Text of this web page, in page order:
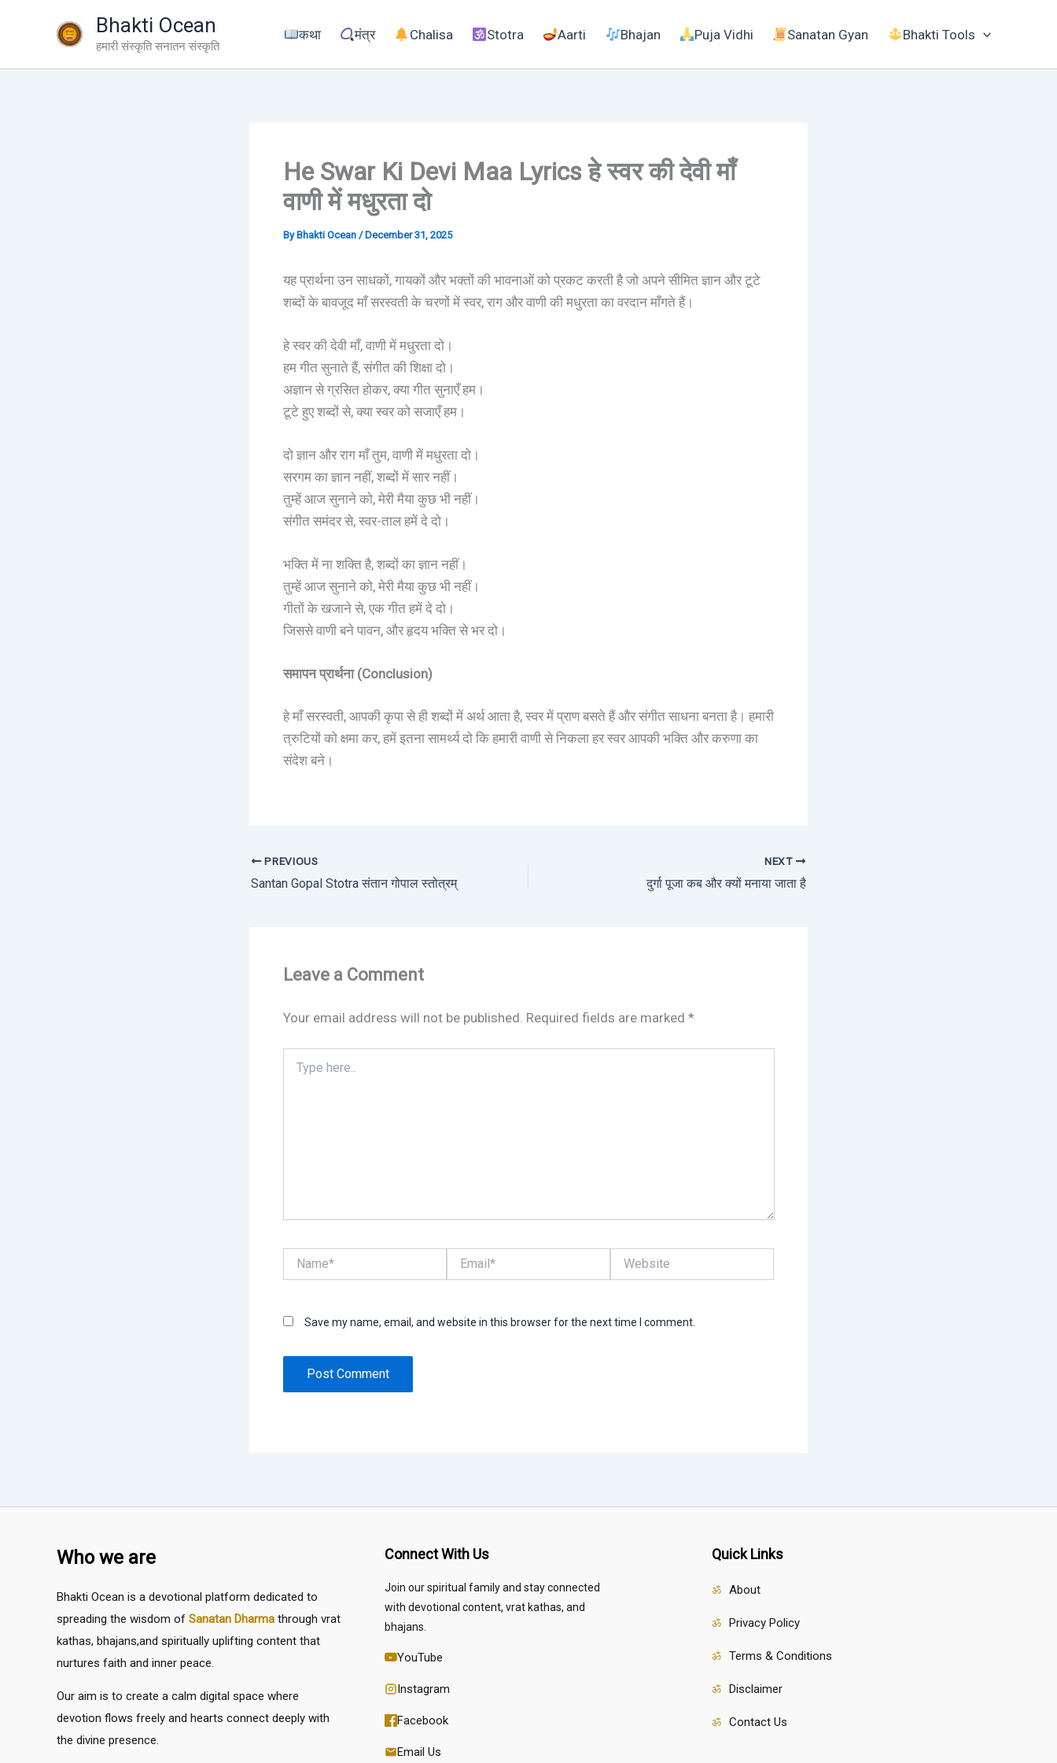
Bhakti Ocean
हमारी संस्कृति सनातन संस्कृति
कथा मंत्र Chalisa Stotra Aarti Bhajan Puja Vidhi Sanatan Gyan Bhakti Tools
He Swar Ki Devi Maa Lyrics हे स्वर की देवी माँ
वाणी में मधुरता दो
ByBhakti Ocean /December 31, 2025
यह प्रार्थना उन साधकों, गायकों और भक्तों की भावनाओं को प्रकट करती है जो अपने सीमित ज्ञान और टूटे
शब्दों के बावजूद माँ सरस्वती के चरणों में स्वर, राग और वाणी की मधुरता का वरदान माँगते हैं।
हे स्वर की देवी माँ, वाणी में मधुरता दो।
हम गीत सुनाते हैं, संगीत की शिक्षा दो।
अज्ञान से ग्रसित होकर, क्या गीत सुनाएँ हम।
टूटे हुए शब्दों से, क्या स्वर को सजाएँ हम।
दो ज्ञान और राग माँ तुम, वाणी में मधुरता दो।
सरगम का ज्ञान नहीं, शब्दों में सार नहीं।
तुम्हें आज सुनाने को, मेरी मैया कुछ भी नहीं।
संगीत समंदर से, स्वर-ताल हमें दे दो।
भक्ति में ना शक्ति है, शब्दों का ज्ञान नहीं।
तुम्हें आज सुनाने को, मेरी मैया कुछ भी नहीं।
गीतों के खजाने से, एक गीत हमें दे दो।
जिससे वाणी बने पावन, और हृदय भक्ति से भर दो।
समापन प्रार्थना (Conclusion)
हे माँ सरस्वती, आपकी कृपा से ही शब्दों में अर्थ आता है, स्वर में प्राण बसते हैं और संगीत साधना बनता है। हमारी
त्रुटियों को क्षमा कर, हमें इतना सामर्थ्य दो कि हमारी वाणी से निकला हर स्वर आपकी भक्ति और करुणा का
संदेश बने।
PREVIOUS
Santan Gopal Stotra संतान गोपाल स्तोत्रम्
NEXT
दुर्गा पूजा कब और क्यों मनाया जाता है
Leave a Comment
Your email address will not be published. Required fields are marked *
here..
Save my name, email, and website in this browser for the next time I comment.
Who we are
Bhakti Ocean is a devotional platform dedicated to
spreading the wisdom of Sanatan Dharma through vrat
kathas, bhajans,and spiritually uplifting content that
nurtures faith and inner peace.
Our aim is to create a calm digital space where
devotion flows freely and hearts connect deeply with
the divine presence.
Connect With Us
Join our spiritual family and stay connected
with devotional content, vrat kathas, and
bhajans.
YouTube
Instagram
Facebook
Email Us
Quick Links
About
Privacy Policy
Terms & Conditions
Disclaimer
Contact Us